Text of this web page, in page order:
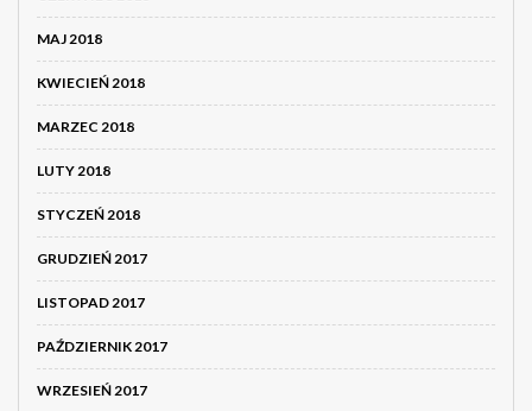
MAJ 2018
KWIECIEŃ 2018
MARZEC 2018
LUTY 2018
STYCZEŃ 2018
GRUDZIEŃ 2017
LISTOPAD 2017
PAŹDZIERNIK 2017
WRZESIEŃ 2017